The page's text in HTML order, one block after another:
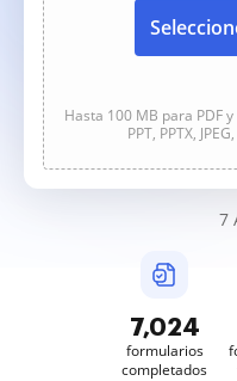
Hasta 100 MB para PDF
PPT, PPTX,
7
7,026
formularios
completados